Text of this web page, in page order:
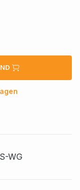
WG